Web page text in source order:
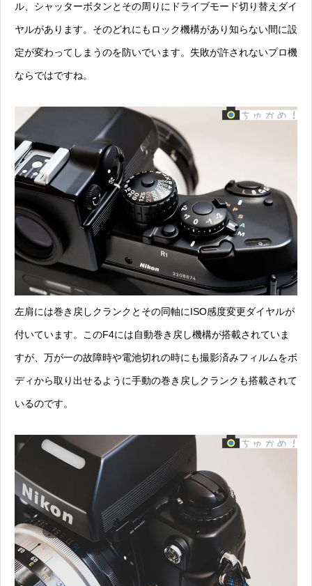
ル、シャッターボタンとその周りにドライブモード切り替えダイ
ヤルがあります。そのどれにも ロック機構があり知らない間に設
定が変わってしまうのを防いでいます。 失敗が許されないプロ機
ならではですね。
左肩には巻き戻しクランクとその同軸にISO感度変更ダイヤルが
付いています。このF4には自動巻き戻し機構が搭載されていま
すが、 万が一の故障時や電池切れの時にも撮影済みフィルムをボ
ディから取り出せるように手動の巻き戻しクランクも搭載されて
いるのです。